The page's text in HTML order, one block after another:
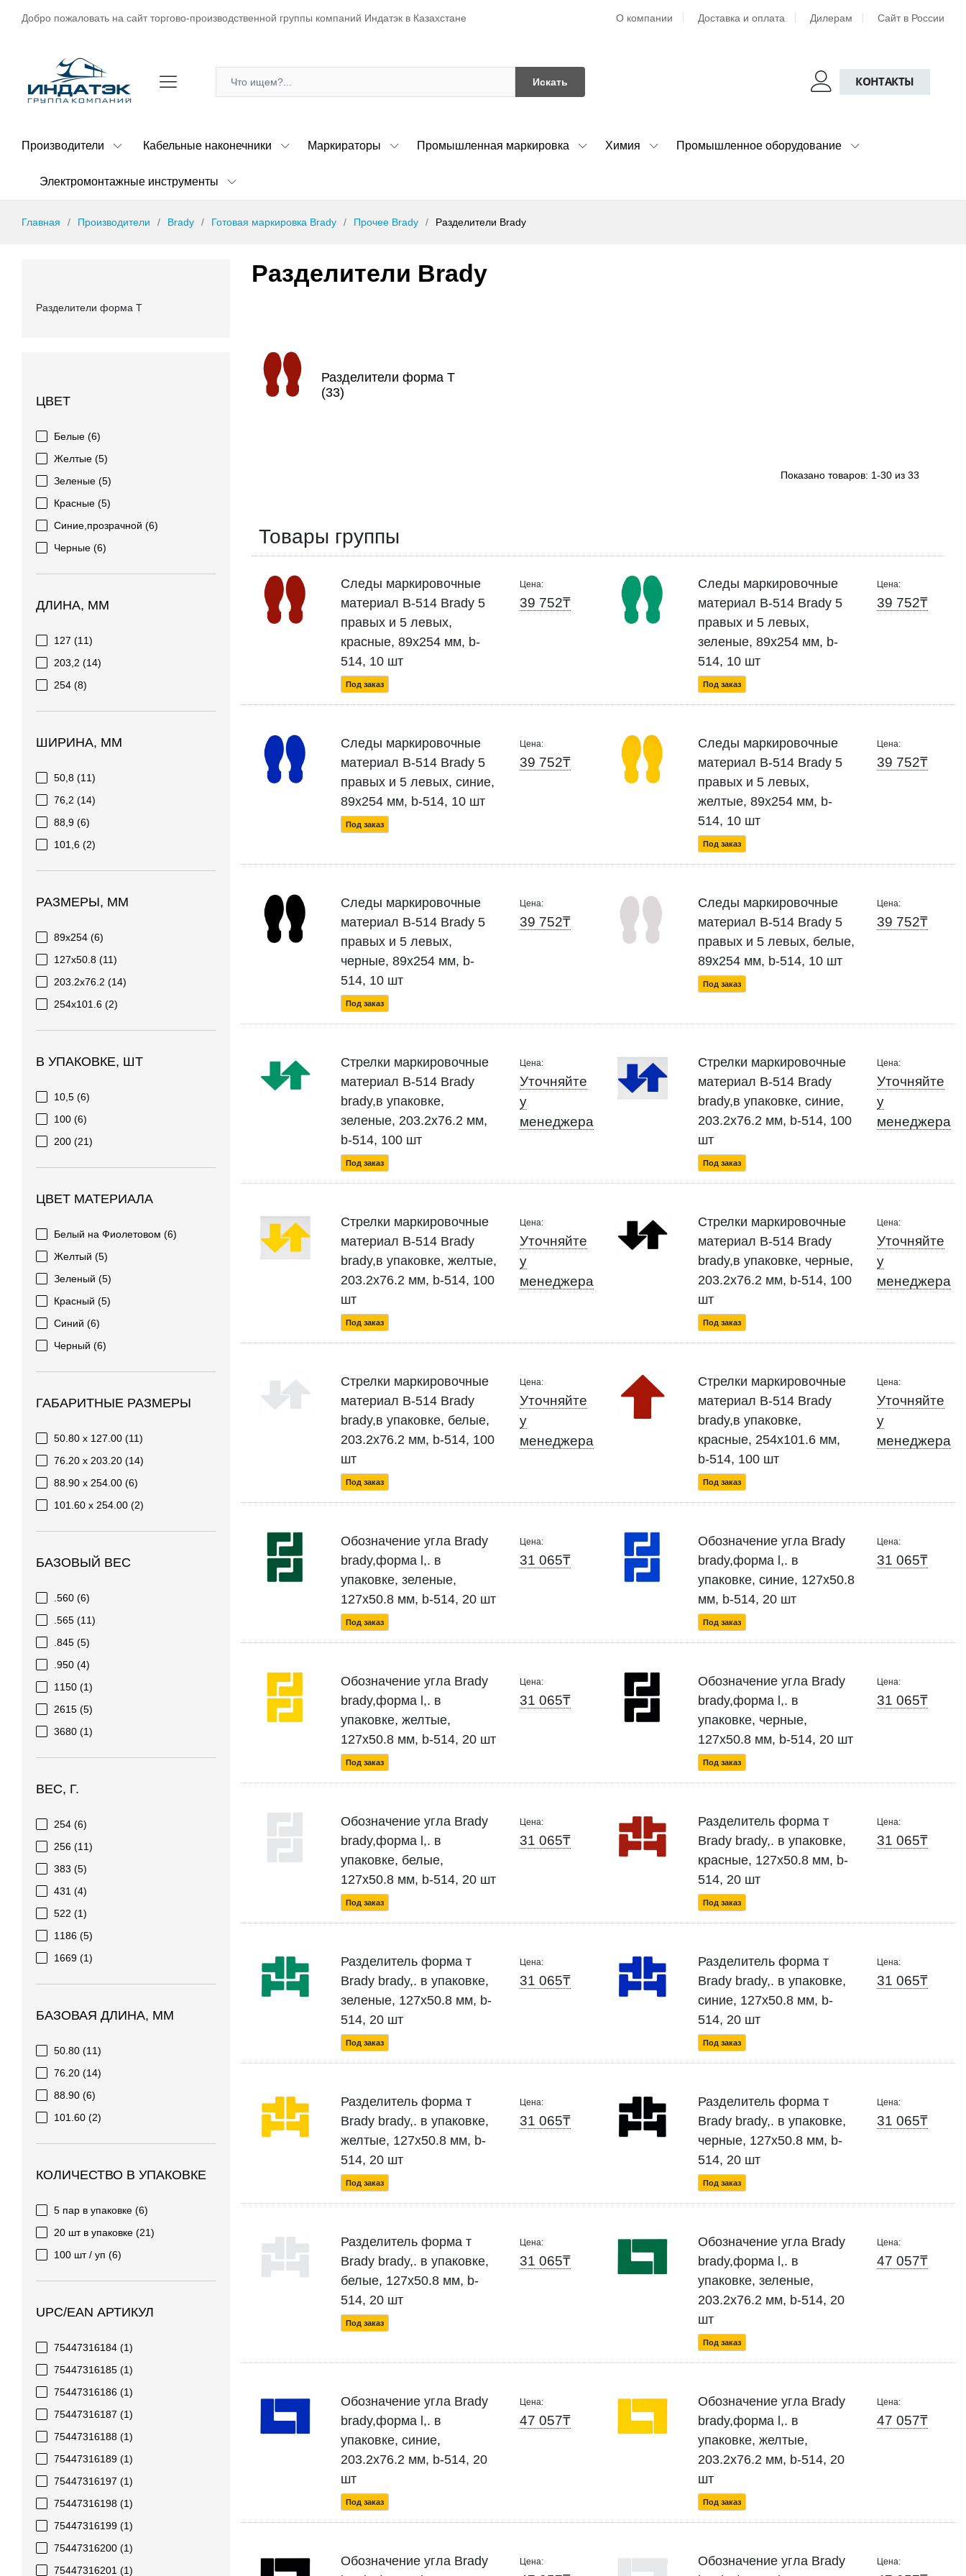
Добро пожаловать на сайт торгово-производственной группы компаний Индатэк в Казахстане О компании Доставка и оплата Дилерам Сайт в России
Искать КОНТАКТЫ
Производители Кабельные наконечники Маркираторы Промышленная маркировка Химия Промышленное оборудование
Электромонтажные инструменты
Главная Производители Brady Готовая маркировка Brady Прочее Brady Разделители Brady
Разделители форма Т
ЦВЕТ
Белые (6)
Желтые (5)
Зеленые (5)
Красные (5)
Синие,прозрачной (6)
Черные (6)
ДЛИНА, ММ
127 (11)
203,2 (14)
254 (8)
ШИРИНА, ММ
50,8 (11)
76,2 (14)
88,9 (6)
101,6 (2)
РАЗМЕРЫ, ММ
89x254 (6)
127x50.8 (11)
203.2x76.2 (14)
254x101.6 (2)
В УПАКОВКЕ, ШТ
10,5 (6)
100 (6)
200 (21)
ЦВЕТ МАТЕРИАЛА
Белый на Фиолетовом (6)
Желтый (5)
Зеленый (5)
Красный (5)
Синий (6)
Черный (6)
ГАБАРИТНЫЕ РАЗМЕРЫ
50.80 x 127.00 (11)
76.20 x 203.20 (14)
88.90 x 254.00 (6)
101.60 x 254.00 (2)
БАЗОВЫЙ ВЕС
.560 (6)
.565 (11)
.845 (5)
.950 (4)
1150 (1)
2615 (5)
3680 (1)
ВЕС, Г.
254 (6)
256 (11)
383 (5)
431 (4)
522 (1)
1186 (5)
1669 (1)
БАЗОВАЯ ДЛИНА, ММ
50.80 (11)
76.20 (14)
88.90 (6)
101.60 (2)
КОЛИЧЕСТВО В УПАКОВКЕ
5 пар в упаковке (6)
20 шт в упаковке (21)
100 шт / уп (6)
UPC/EAN АРТИКУЛ
75447316184 (1)
75447316185 (1)
75447316186 (1)
75447316187 (1)
75447316188 (1)
75447316189 (1)
75447316197 (1)
75447316198 (1)
75447316199 (1)
75447316200 (1)
75447316201 (1)
Разделители Brady
Разделители форма Т
(33)
Показано товаров: 1-30 из 33
Товары группы
Следы маркировочные
материал B-514 Brady 5
правых и 5 левых,
красные, 89x254 мм, b-
514, 10 шт
Цена:
39 752₸
Под заказ
Следы маркировочные
материал B-514 Brady 5
правых и 5 левых,
зеленые, 89x254 мм, b-
514, 10 шт
Цена:
39 752₸
Под заказ
Следы маркировочные
материал B-514 Brady 5
правых и 5 левых, синие,
89x254 мм, b-514, 10 шт
Цена:
39 752₸
Под заказ
Следы маркировочные
материал B-514 Brady 5
правых и 5 левых,
желтые, 89x254 мм, b-
514, 10 шт
Цена:
39 752₸
Под заказ
Следы маркировочные
материал B-514 Brady 5
правых и 5 левых,
черные, 89x254 мм, b-
514, 10 шт
Цена:
39 752₸
Под заказ
Следы маркировочные
материал B-514 Brady 5
правых и 5 левых, белые,
89x254 мм, b-514, 10 шт
Цена:
39 752₸
Под заказ
Стрелки маркировочные
материал B-514 Brady
brady,в упаковке,
зеленые, 203.2x76.2 мм,
b-514, 100 шт
Цена:
Уточняйте
у
менеджера
Под заказ
Стрелки маркировочные
материал B-514 Brady
brady,в упаковке, синие,
203.2x76.2 мм, b-514, 100
шт
Цена:
Уточняйте
у
менеджера
Под заказ
Стрелки маркировочные
материал B-514 Brady
brady,в упаковке, желтые,
203.2x76.2 мм, b-514, 100
шт
Цена:
Уточняйте
у
менеджера
Под заказ
Стрелки маркировочные
материал B-514 Brady
brady,в упаковке, черные,
203.2x76.2 мм, b-514, 100
шт
Цена:
Уточняйте
у
менеджера
Под заказ
Стрелки маркировочные
материал B-514 Brady
brady,в упаковке, белые,
203.2x76.2 мм, b-514, 100
шт
Цена:
Уточняйте
у
менеджера
Под заказ
Стрелки маркировочные
материал B-514 Brady
brady,в упаковке,
красные, 254x101.6 мм,
b-514, 100 шт
Цена:
Уточняйте
у
менеджера
Под заказ
Обозначение угла Brady
brady,форма l,. в
упаковке, зеленые,
127x50.8 мм, b-514, 20 шт
Цена:
31 065₸
Под заказ
Обозначение угла Brady
brady,форма l,. в
упаковке, синие, 127x50.8
мм, b-514, 20 шт
Цена:
31 065₸
Под заказ
Обозначение угла Brady
brady,форма l,. в
упаковке, желтые,
127x50.8 мм, b-514, 20 шт
Цена:
31 065₸
Под заказ
Обозначение угла Brady
brady,форма l,. в
упаковке, черные,
127x50.8 мм, b-514, 20 шт
Цена:
31 065₸
Под заказ
Обозначение угла Brady
brady,форма l,. в
упаковке, белые,
127x50.8 мм, b-514, 20 шт
Цена:
31 065₸
Под заказ
Разделитель форма т
Brady brady,. в упаковке,
красные, 127x50.8 мм, b-
514, 20 шт
Цена:
31 065₸
Под заказ
Разделитель форма т
Brady brady,. в упаковке,
зеленые, 127x50.8 мм, b-
514, 20 шт
Цена:
31 065₸
Под заказ
Разделитель форма т
Brady brady,. в упаковке,
синие, 127x50.8 мм, b-
514, 20 шт
Цена:
31 065₸
Под заказ
Разделитель форма т
Brady brady,. в упаковке,
желтые, 127x50.8 мм, b-
514, 20 шт
Цена:
31 065₸
Под заказ
Разделитель форма т
Brady brady,. в упаковке,
черные, 127x50.8 мм, b-
514, 20 шт
Цена:
31 065₸
Под заказ
Разделитель форма т
Brady brady,. в упаковке,
белые, 127x50.8 мм, b-
514, 20 шт
Цена:
31 065₸
Под заказ
Обозначение угла Brady
brady,форма l,. в
упаковке, зеленые,
203.2x76.2 мм, b-514, 20
шт
Цена:
47 057₸
Под заказ
Обозначение угла Brady
brady,форма l,. в
упаковке, синие,
203.2x76.2 мм, b-514, 20
шт
Цена:
47 057₸
Под заказ
Обозначение угла Brady
brady,форма l,. в
упаковке, желтые,
203.2x76.2 мм, b-514, 20
шт
Цена:
47 057₸
Под заказ
Обозначение угла Brady
Цена:
Обозначение угла Brady
Цена: